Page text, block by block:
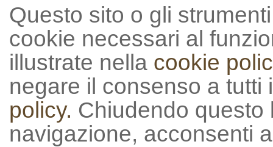
Questo sito o gli
cookie necessari al
illustrate nella cookie
negare il consenso a
policy. Chiudendo
navigazione, acconsenti